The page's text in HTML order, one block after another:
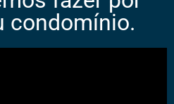
condomínio.